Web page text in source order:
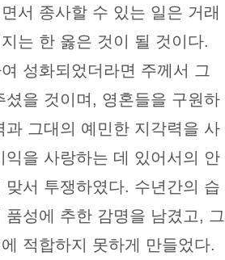
서 종사할 수 있는 일은 거래
는 한 옳은 것이 될 것이다.
성화되었더라면 주께서 그
셨을 것이며, 영혼들을 구원하
과 그대의 예민한 지각력을 사
익을 사랑하는 데 있어서의 안
맞서 투쟁하였다. 수년간의 습
성에 추한 감명을 남겼고, 그
적합하지 못하게 만들었다.